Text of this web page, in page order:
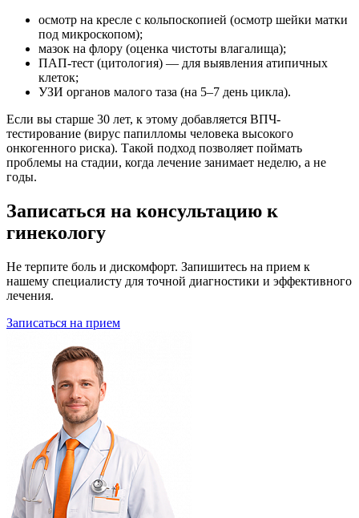
осмотр на кресле с кольпоскопией (осмотр шейки матки
под микроскопом);
мазок на флору (оценка чистоты влагалища);
ПАП-тест (цитология) — для выявления атипичных
клеток;
УЗИ органов малого таза (на 5–7 день цикла).
Если вы старше 30 лет, к этому добавляется ВПЧ-
тестирование (вирус папилломы человека высокого
онкогенного риска). Такой подход позволяет поймать
проблемы на стадии, когда лечение занимает неделю, а не
годы.
Записаться на консультацию к
гинекологу
Не терпите боль и дискомфорт. Запишитесь на прием к
нашему специалисту для точной диагностики и эффективного
лечения.
Записаться на прием